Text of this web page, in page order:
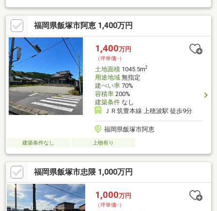
福岡県飯塚市阿恵 1,400万円
1,400万円
（坪単価:-）
土地面積1045.5m2
用途地域無指定
建ぺい率70%
容積率200%
建築条件なし
ＪＲ筑豊本線 上穂波駅 徒歩9分
福岡県飯塚市阿恵
建築条件なし 上物有り
福岡県飯塚市忠隈 1,000万円
1,000万円
（坪単価:-）